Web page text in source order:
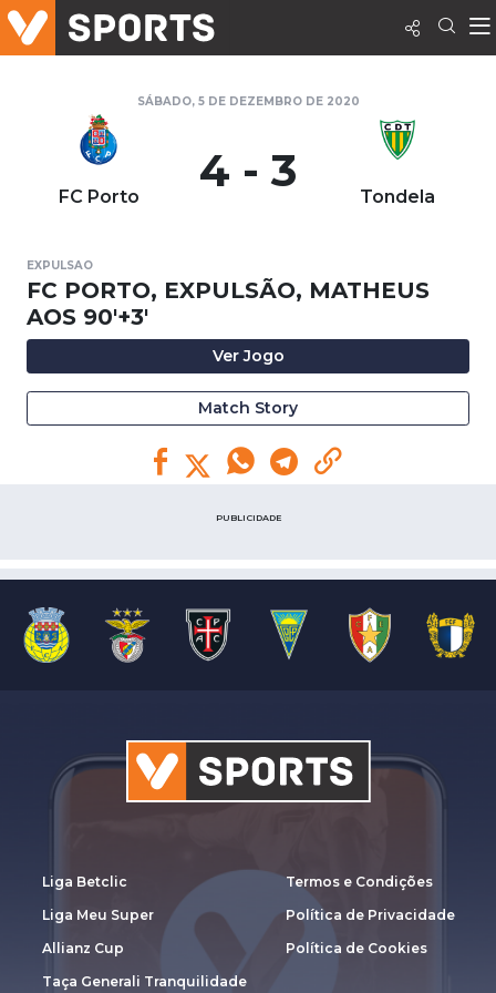
SÁBADO, 5 DE DEZEMBRO DE 2020
FC Porto 4 - 3 Tondela
EXPULSAO
FC PORTO, EXPULSÃO, MATHEUS
AOS 90'+3'
Ver Jogo
Match Story
PUBLICIDADE
Liga Betclic
Liga Meu Super
Allianz Cup
Taça Generali Tranquilidade
Termos e Condições
Política de Privacidade
Política de Cookies